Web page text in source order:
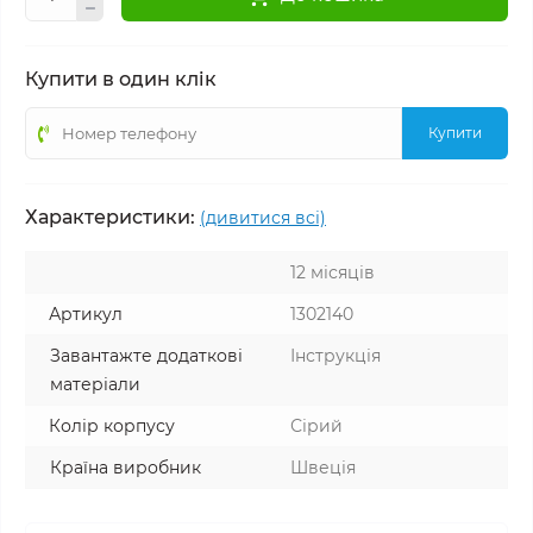
Купити в один клік
Купити
Характеристики: (дивитися всі)
12 місяців
Артикул
1302140
Завантажте додаткові
матеріали
Інструкція
Колір корпусу
Сірий
Країна виробник
Швеція